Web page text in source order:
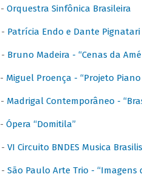
Orquestra Sinfônica Brasileira
Patrícia Endo e Dante Pignatari
Bruno Madeira - “Cenas da
Miguel Proença - “Projeto Piano
Madrigal Contemporâneo -
Ópera “Domitila”
VI Circuito BNDES Musica
São Paulo Arte Trio - “Imagens